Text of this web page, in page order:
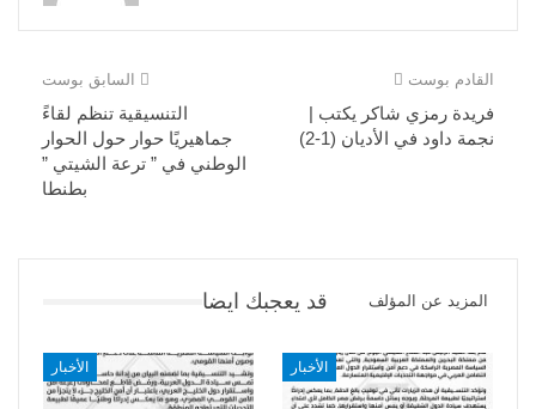
السابق بوست
التنسيقية تنظم لقاءً
جماهيريًا حوار حول الحوار
الوطني في ” ترعة الشيتي ”
بطنطا
القادم بوست
فريدة رمزي شاكر يكتب |
نجمة داود في الأديان (1-2)
قد يعجبك ايضا المزيد عن المؤلف
الأخبار الأخبار